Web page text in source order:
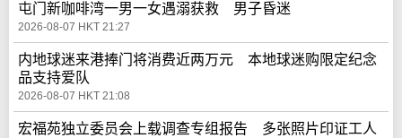
屯门新咖啡湾一男一女遇溺获救 男子昏迷
2026-08-07 HKT 21:27
内地球迷来港捧门将消费近两万元 本地球迷购限定纪念
品支持爱队
2026-08-07 HKT 21:08
宏福苑独立委员会上载调查专组报告 多张照片印证工人